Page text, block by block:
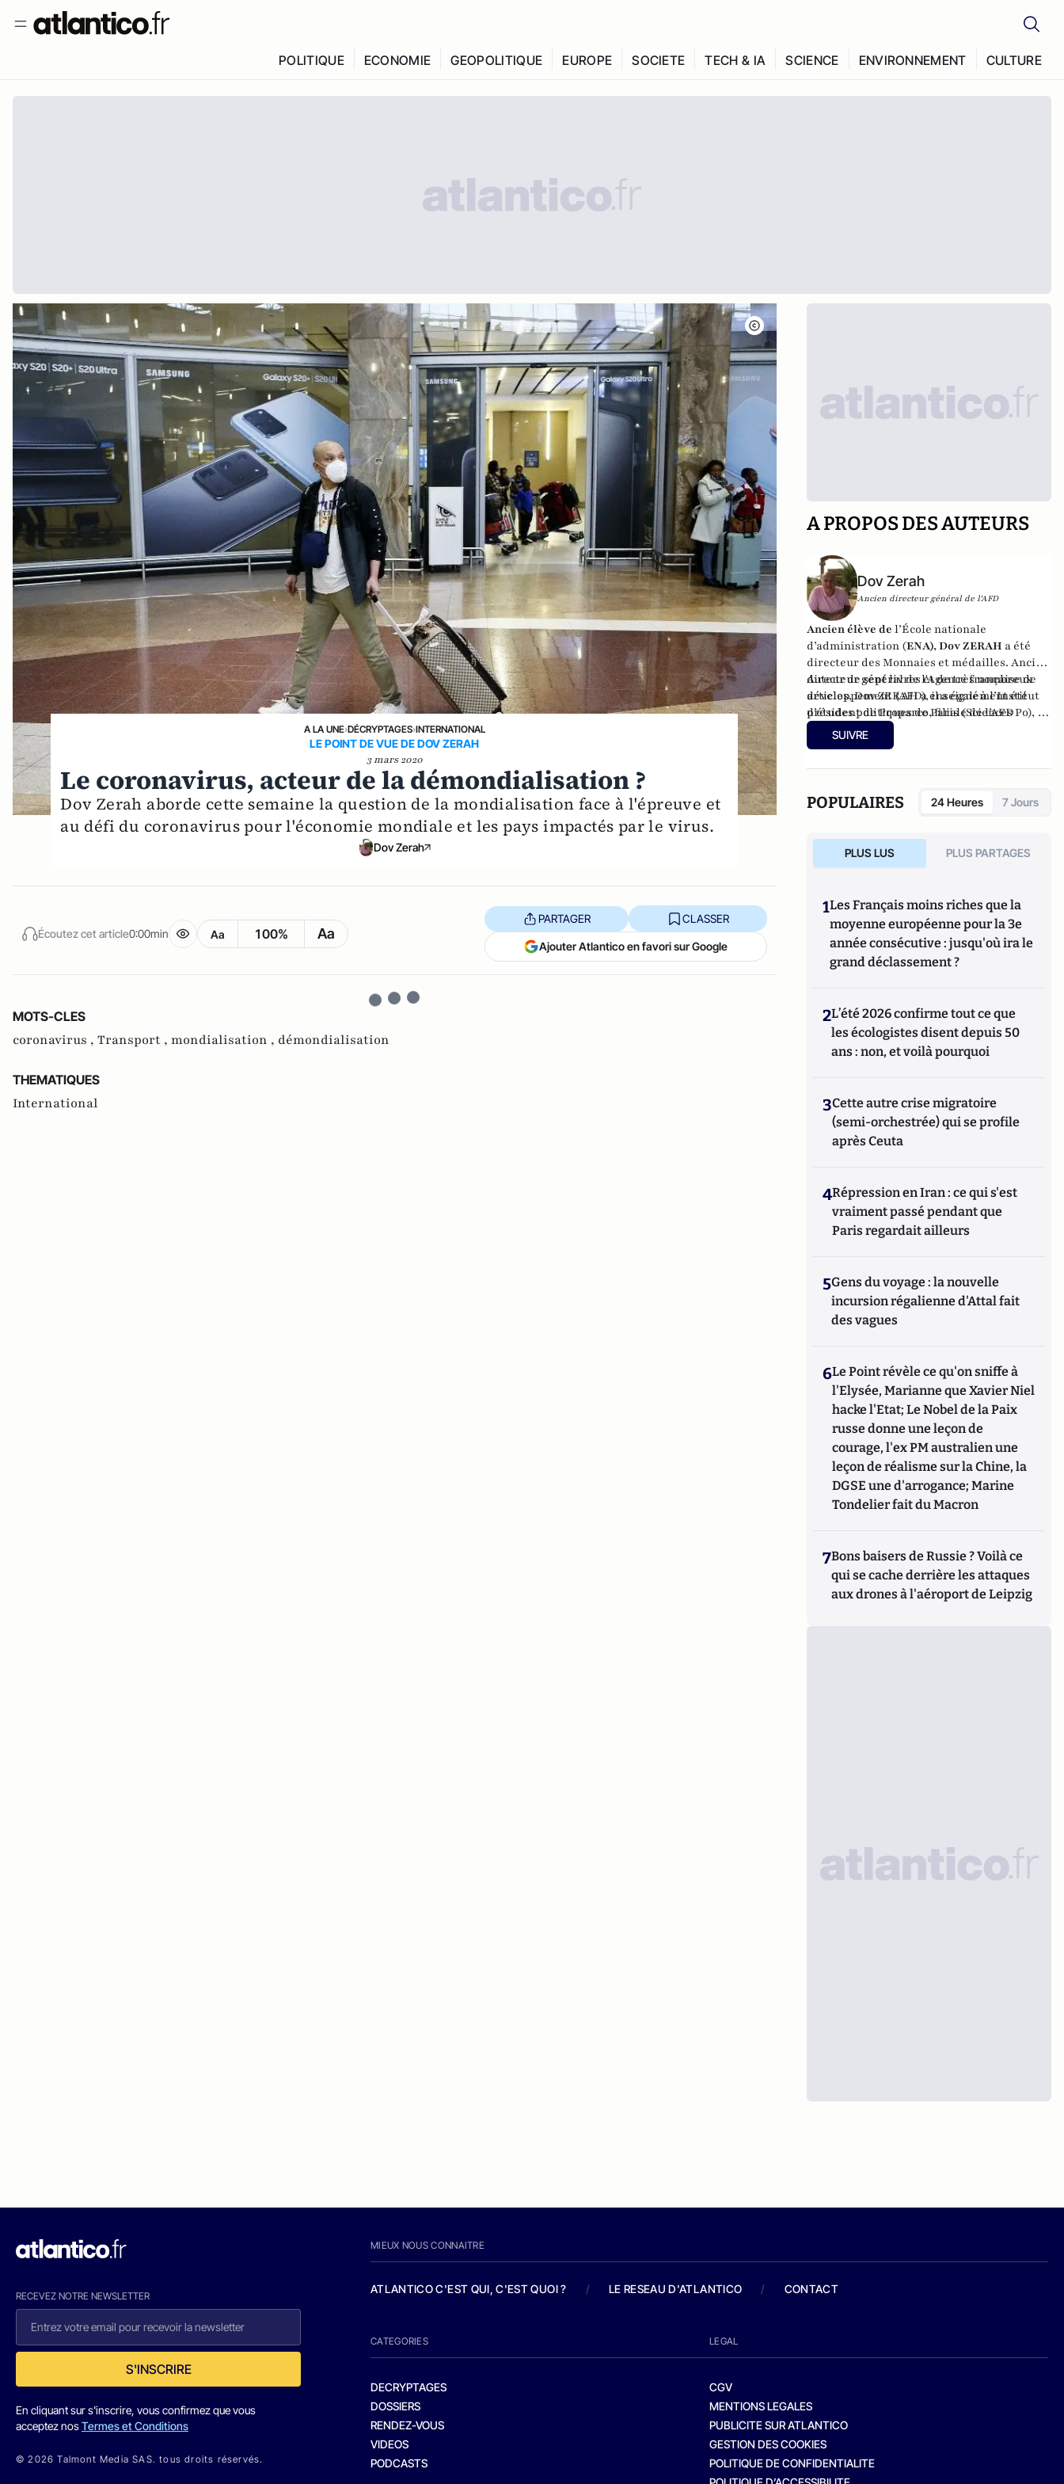
POLITIQUE ECONOMIE GEOPOLITIQUE EUROPE SOCIETE TECH & IA SCIENCE ENVIRONNEMENT CULTURE
A LA UNE›DÉCRYPTAGES›INTERNATIONAL
LE POINT DE VUE DE DOV ZERAH
3 mars 2020
Le coronavirus, acteur de la démondialisation ?
Dov Zerah aborde cette semaine la question de la mondialisation face à l'épreuve et
au défi du coronavirus pour l'économie mondiale et les pays impactés par le virus.
Dov Zerah
Écoutez cet article0:00min Aa 100% Aa
PARTAGER CLASSER
Ajouter Atlantico en favori sur Google
MOTS-CLES
coronavirus , Transport , mondialisation , démondialisation
THEMATIQUES
International
A PROPOS DES AUTEURS
Dov Zerah
Ancien directeur général de l'AFD
Ancien élève del’École nationale
d’administration (ENA), Dov ZERAH a été
directeur des Monnaies et médailles. Ancien
directeur général de l'Agence française de
développement (AFD), il a également été
président de Proparco, filiale de l’AFD
spécialisée dans le financement du secteur
privé et censeur d'OSEO.
Auteur de sept livres et de très nombreux
articles, Dov ZERAH a enseigné à l’Institut
d’études politiques de Paris (Sciences Po), à
l’ENA, ainsi qu’à l’École des hautes études
commerciales de Paris (HEC). Conseiller
Administrateur du Consistoire de Paris de
1998 à 2006 et de 2010 à 2018, il en a été le
SUIVRE
POPULAIRES 24 Heures 7 Jours
PLUS LUS PLUS PARTAGES
1Les Français moins riches que la
moyenne européenne pour la 3e
année consécutive : jusqu'où ira le
grand déclassement ?
2L’été 2026 confirme tout ce que
les écologistes disent depuis 50
ans : non, et voilà pourquoi
3Cette autre crise migratoire
(semi-orchestrée) qui se profile
après Ceuta
4Répression en Iran : ce qui s'est
vraiment passé pendant que
Paris regardait ailleurs
5Gens du voyage : la nouvelle
incursion régalienne d'Attal fait
des vagues
6Le Point révèle ce qu'on sniffe à
l'Elysée, Marianne que Xavier Niel
hacke l'Etat; Le Nobel de la Paix
russe donne une leçon de
courage, l'ex PM australien une
leçon de réalisme sur la Chine, la
DGSE une d'arrogance; Marine
Tondelier fait du Macron
7Bons baisers de Russie ? Voilà ce
qui se cache derrière les attaques
aux drones à l'aéroport de Leipzig
RECEVEZ NOTRE NEWSLETTER
S'INSCRIRE
En cliquant sur s'inscrire, vous confirmez que vous
acceptez nosTermes et Conditions
© 2026 Talmont Media SAS. tous droits réservés.
MIEUX NOUS CONNAITRE
ATLANTICO C'EST QUI, C'EST QUOI ? / LE RESEAU D'ATLANTICO / CONTACT
CATEGORIES
DECRYPTAGES
DOSSIERS
RENDEZ-VOUS
VIDEOS
PODCASTS
LEGAL
CGV
MENTIONS LEGALES
PUBLICITE SUR ATLANTICO
GESTION DES COOKIES
POLITIQUE DE CONFIDENTIALITE